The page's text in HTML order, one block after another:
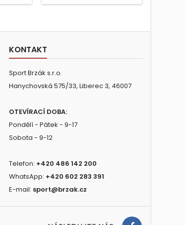
KONTAKT
Sport Brzák s.r.o.
Hanychovská 575/33, Liberec 3, 46007
OTEVÍRACÍ DOBA:
Pondělí - Pátek - 9-17
Sobota - 9-12
Telefon: +420 486 142 200
WhatsApp: +420 602 283 391
E-mail: sport@brzak.cz